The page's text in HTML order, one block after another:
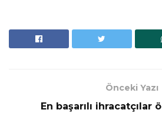
Önceki Yazı
En başarılı